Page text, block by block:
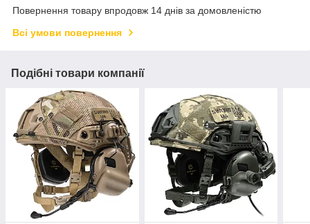
Повернення товару впродовж 14 днів за домовленістю
Всі умови повернення
Подібні товари компанії